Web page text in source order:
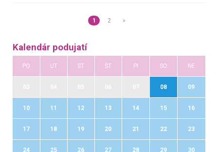
1 2 »
Kalendár podujatí
PO UT ST ŠT PI SO NE
08 09
10 11 12 13 14 15 16
17 18 19 20 21 22 23
24 25 26 27 28 29 30